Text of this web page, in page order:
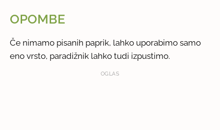
OPOMBE
Če nimamo pisanih paprik, lahko uporabimo samo
eno vrsto, paradižnik lahko tudi izpustimo.
OGLAS